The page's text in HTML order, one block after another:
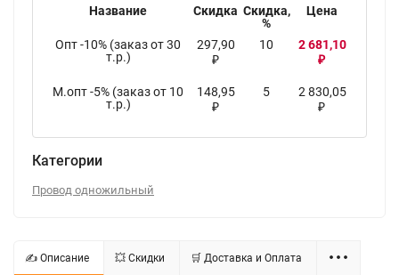
Название Скидка Скидка,
%
Цена
Опт -10% (заказ от 30
т.р.)
297,90
₽
10 2 681,10
₽
М.опт -5% (заказ от 10
т.р.)
148,95
₽
5 2 830,05
₽
Категории
Провод одножильный
✍ Описание 💥 Скидки 🛒 Доставка и Оплата